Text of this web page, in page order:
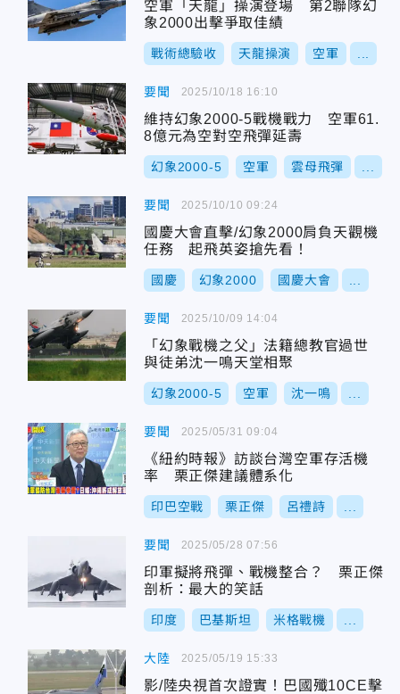
空軍「天龍」操演登場 第2聯隊幻
象2000出擊爭取佳績
戰術總驗收 天龍操演 空軍
要聞
維持幻象2000-5戰機戰力 空軍61.
8億元為空對空飛彈延壽
幻象2000-5 空軍 雲母飛彈
2025/10/18 16:10
要聞
國慶大會直擊/幻象2000肩負天觀機
任務 起飛英姿搶先看！
國慶 幻象2000 國慶大會
2025/10/10 09:24
要聞
「幻象戰機之父」法籍總教官過世
與徒弟沈一鳴天堂相聚
幻象2000-5 空軍 沈一鳴
2025/10/09 14:04
要聞
《紐約時報》訪談台灣空軍存活機
率 栗正傑建議體系化
印巴空戰 栗正傑 呂禮詩
2025/05/31 09:04
要聞
印軍擬將飛彈、戰機整合？ 栗正傑
剖析：最大的笑話
印度 巴基斯坦 米格戰機
2025/05/28 07:56
大陸
影/陸央視首次證實！巴國殲10CE擊
2025/05/19 15:33